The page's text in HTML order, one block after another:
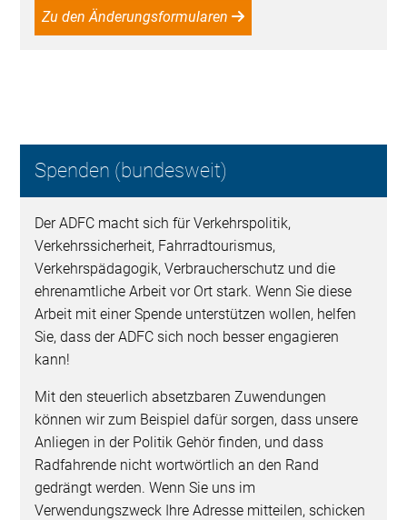
Zu den Änderungsformularen
Spenden (bundesweit)
Der ADFC macht sich für Verkehrspolitik,
Verkehrssicherheit, Fahrradtourismus,
Verkehrspädagogik, Verbraucherschutz und die
ehrenamtliche Arbeit vor Ort stark. Wenn Sie diese
Arbeit mit einer Spende unterstützen wollen, helfen
Sie, dass der ADFC sich noch besser engagieren
kann!
Mit den steuerlich absetzbaren Zuwendungen
können wir zum Beispiel dafür sorgen, dass unsere
Anliegen in der Politik Gehör finden, und dass
Radfahrende nicht wortwörtlich an den Rand
gedrängt werden. Wenn Sie uns im
Verwendungszweck Ihre Adresse mitteilen, schicken